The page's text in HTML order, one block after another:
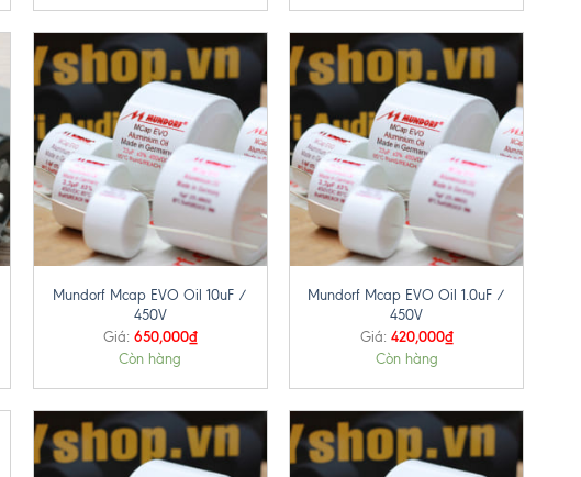
+
Mundorf Mcap EVO Oil 10uF /
450V
Giá: 650,000₫
Còn hàng
+
Mundorf Mcap EVO Oil 1.0uF /
450V
Giá: 420,000₫
Còn hàng